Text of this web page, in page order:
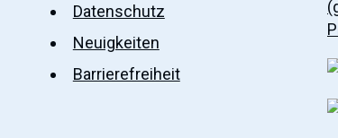
Datenschutz
Neuigkeiten
Barrierefreiheit